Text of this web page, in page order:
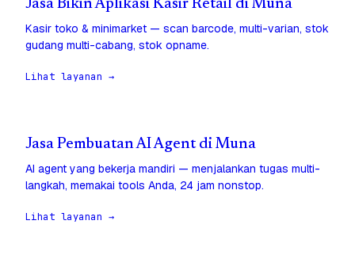
Jasa Bikin Aplikasi Kasir Retail di Muna
Kasir toko & minimarket — scan barcode, multi-varian, stok
gudang multi-cabang, stok opname.
Lihat layanan →
Jasa Pembuatan AI Agent di Muna
AI agent yang bekerja mandiri — menjalankan tugas multi-
langkah, memakai tools Anda, 24 jam nonstop.
Lihat layanan →